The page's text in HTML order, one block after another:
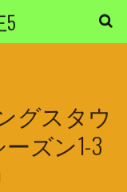
グスタウ
ーズン1-3